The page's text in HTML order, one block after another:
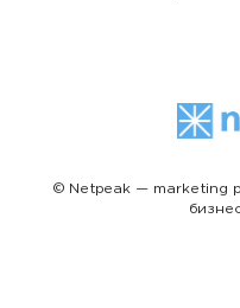
© Netpeak — marketing